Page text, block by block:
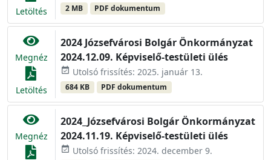
Letöltés 2 MB PDF dokumentum
Megnéz
Letöltés
2024 Józsefvárosi Bolgár Önkormányzat
2024.12.09. Képviselő-testületi ülés
event_available Utolsó frissítés: 2025. január 13.
684 KB PDF dokumentum
Megnéz
2024_Józsefvárosi Bolgár Önkormányzat
2024.11.19. Képviselő-testületi ülés
event_available Utolsó frissítés: 2024. december 9.